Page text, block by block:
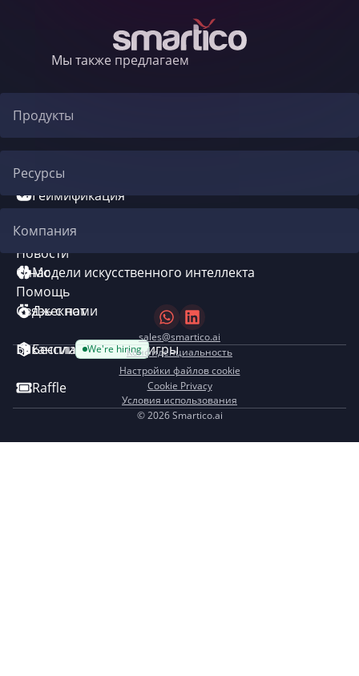
Мы также предлагаем
Продукты
Геймификация
Система бонусов
Модели искусственного интеллекта
Джекпот
Бесплатные мини-игры
Raffle
Ресурсы
Новости
Помощь
Компания
О нас
Связь с нами
Вакансии We're hiring
©2026 Smartico.ai
Условия использования
Cookie Privacy
Настройки файлов cookie
Конфиденциальность
sales@smartico.ai